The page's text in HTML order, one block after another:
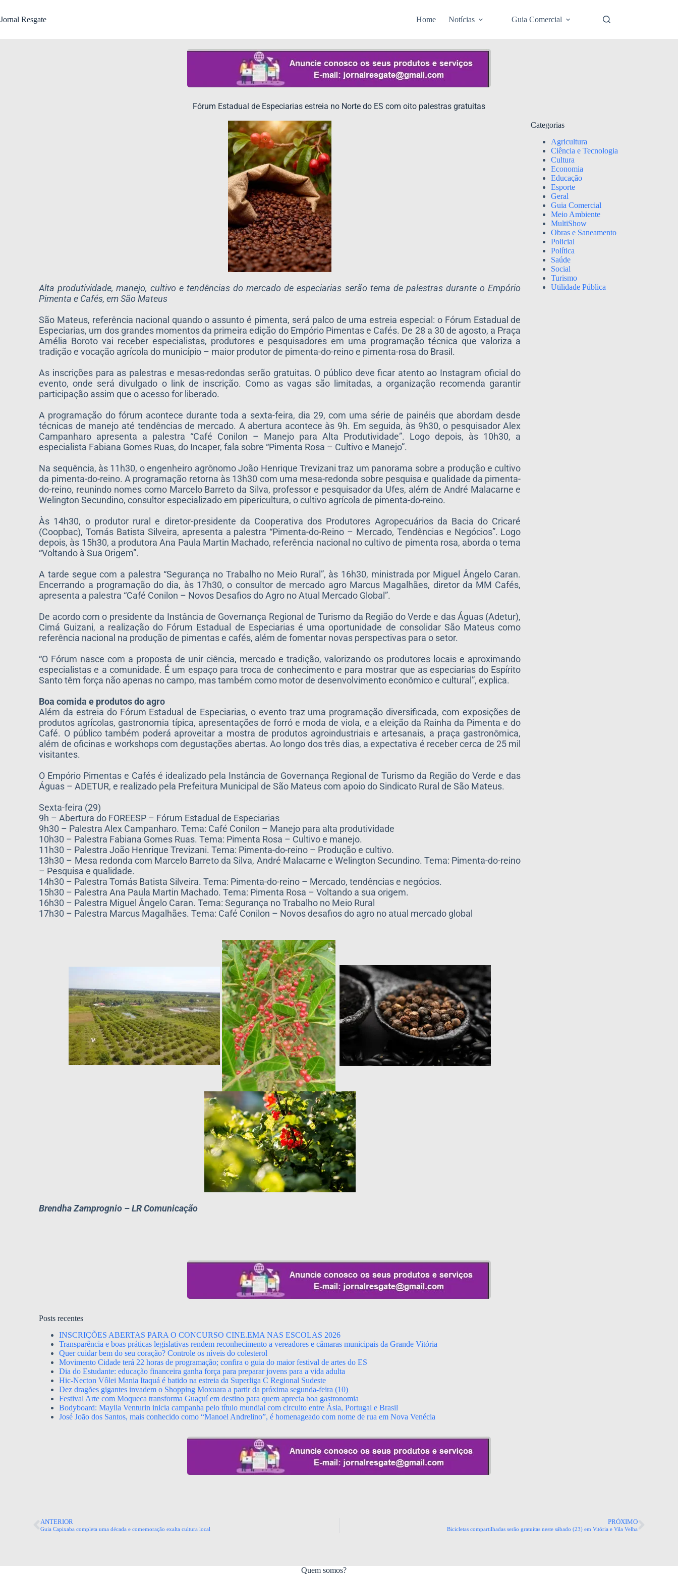
Jornal Resgate Home Notícias Guia Comercial
Fórum Estadual de Especiarias estreia no Norte do ES com oito palestras gratuitas
Alta produtividade, manejo, cultivo e tendências do mercado de especiarias serão tema de palestras durante o Empório
Pimenta e Cafés, em São Mateus
São Mateus, referência nacional quando o assunto é pimenta, será palco de uma estreia especial: o Fórum Estadual de
Especiarias, um dos grandes momentos da primeira edição do Empório Pimentas e Cafés. De 28 a 30 de agosto, a Praça
Amélia Boroto vai receber especialistas, produtores e pesquisadores em uma programação técnica que valoriza a
tradição e vocação agrícola do município – maior produtor de pimenta-do-reino e pimenta-rosa do Brasil.
As inscrições para as palestras e mesas-redondas serão gratuitas. O público deve ficar atento ao Instagram oficial do
evento, onde será divulgado o link de inscrição. Como as vagas são limitadas, a organização recomenda garantir
participação assim que o acesso for liberado.
A programação do fórum acontece durante toda a sexta-feira, dia 29, com uma série de painéis que abordam desde
técnicas de manejo até tendências de mercado. A abertura acontece às 9h. Em seguida, às 9h30, o pesquisador Alex
Campanharo apresenta a palestra “Café Conilon – Manejo para Alta Produtividade”. Logo depois, às 10h30, a
especialista Fabiana Gomes Ruas, do Incaper, fala sobre “Pimenta Rosa – Cultivo e Manejo”.
Na sequência, às 11h30, o engenheiro agrônomo João Henrique Trevizani traz um panorama sobre a produção e cultivo
da pimenta-do-reino. A programação retorna às 13h30 com uma mesa-redonda sobre pesquisa e qualidade da pimenta-
do-reino, reunindo nomes como Marcelo Barreto da Silva, professor e pesquisador da Ufes, além de André Malacarne e
Welington Secundino, consultor especializado em pipericultura, o cultivo agrícola de pimenta-do-reino.
Às 14h30, o produtor rural e diretor-presidente da Cooperativa dos Produtores Agropecuários da Bacia do Cricaré
(Coopbac), Tomás Batista Silveira, apresenta a palestra “Pimenta-do-Reino – Mercado, Tendências e Negócios”. Logo
depois, às 15h30, a produtora Ana Paula Martin Machado, referência nacional no cultivo de pimenta rosa, aborda o tema
“Voltando à Sua Origem”.
A tarde segue com a palestra “Segurança no Trabalho no Meio Rural”, às 16h30, ministrada por Miguel Ângelo Caran.
Encerrando a programação do dia, às 17h30, o consultor de mercado agro Marcus Magalhães, diretor da MM Cafés,
apresenta a palestra “Café Conilon – Novos Desafios do Agro no Atual Mercado Global”.
De acordo com o presidente da Instância de Governança Regional de Turismo da Região do Verde e das Águas (Adetur),
Cimá Guizani, a realização do Fórum Estadual de Especiarias é uma oportunidade de consolidar São Mateus como
referência nacional na produção de pimentas e cafés, além de fomentar novas perspectivas para o setor.
“O Fórum nasce com a proposta de unir ciência, mercado e tradição, valorizando os produtores locais e aproximando
especialistas e a comunidade. É um espaço para troca de conhecimento e para mostrar que as especiarias do Espírito
Santo têm força não apenas no campo, mas também como motor de desenvolvimento econômico e cultural”, explica.
Boa comida e produtos do agro
Além da estreia do Fórum Estadual de Especiarias, o evento traz uma programação diversificada, com exposições de
produtos agrícolas, gastronomia típica, apresentações de forró e moda de viola, e a eleição da Rainha da Pimenta e do
Café. O público também poderá aproveitar a mostra de produtos agroindustriais e artesanais, a praça gastronômica,
além de oficinas e workshops com degustações abertas. Ao longo dos três dias, a expectativa é receber cerca de 25 mil
visitantes.
O Empório Pimentas e Cafés é idealizado pela Instância de Governança Regional de Turismo da Região do Verde e das
Águas – ADETUR, e realizado pela Prefeitura Municipal de São Mateus com apoio do Sindicato Rural de São Mateus.
Sexta-feira (29)
9h – Abertura do FOREESP – Fórum Estadual de Especiarias
9h30 – Palestra Alex Campanharo. Tema: Café Conilon – Manejo para alta produtividade
10h30 – Palestra Fabiana Gomes Ruas. Tema: Pimenta Rosa – Cultivo e manejo.
11h30 – Palestra João Henrique Trevizani. Tema: Pimenta-do-reino – Produção e cultivo.
13h30 – Mesa redonda com Marcelo Barreto da Silva, André Malacarne e Welington Secundino. Tema: Pimenta-do-reino
– Pesquisa e qualidade.
14h30 – Palestra Tomás Batista Silveira. Tema: Pimenta-do-reino – Mercado, tendências e negócios.
15h30 – Palestra Ana Paula Martin Machado. Tema: Pimenta Rosa – Voltando a sua origem.
16h30 – Palestra Miguel Ângelo Caran. Tema: Segurança no Trabalho no Meio Rural
17h30 – Palestra Marcus Magalhães. Tema: Café Conilon – Novos desafios do agro no atual mercado global
Brendha Zamprognio – LR Comunicação
Categorias
Agricultura
Ciência e Tecnologia
Cultura
Economia
Educação
Esporte
Geral
Guia Comercial
Meio Ambiente
MultiShow
Obras e Saneamento
Policial
Política
Saúde
Social
Turismo
Utilidade Pública
Posts recentes
INSCRIÇÕES ABERTAS PARA O CONCURSO CINE.EMA NAS ESCOLAS 2026
Transparência e boas práticas legislativas rendem reconhecimento a vereadores e câmaras municipais da Grande Vitória
Quer cuidar bem do seu coração? Controle os níveis do colesterol
Movimento Cidade terá 22 horas de programação; confira o guia do maior festival de artes do ES
Dia do Estudante: educação financeira ganha força para preparar jovens para a vida adulta
Hic-Necton Vôlei Mania Itaquá é batido na estreia da Superliga C Regional Sudeste
Dez dragões gigantes invadem o Shopping Moxuara a partir da próxima segunda-feira (10)
Festival Arte com Moqueca transforma Guaçuí em destino para quem aprecia boa gastronomia
Bodyboard: Maylla Venturin inicia campanha pelo título mundial com circuito entre Ásia, Portugal e Brasil
José João dos Santos, mais conhecido como “Manoel Andrelino”, é homenageado com nome de rua em Nova Venécia
ANTERIOR
Guia Capixaba completa uma década e comemoração exalta cultura local
PRÓXIMO
Bicicletas compartilhadas serão gratuitas neste sábado (23) em Vitória e Vila Velha
Quem somos?